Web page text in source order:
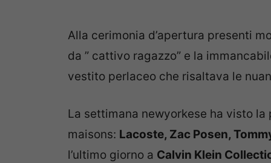
Alla cerimonia d’apertura presenti
da ” cattivo ragazzo” e la
vestito perlaceo che risaltava le
La settimana newyorkese ha visto
maisons: Lacoste, Zac Posen,
l’ultimo giorno a Calvin Klein